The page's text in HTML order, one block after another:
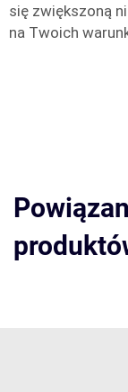
się zwiększoną
na Twoich